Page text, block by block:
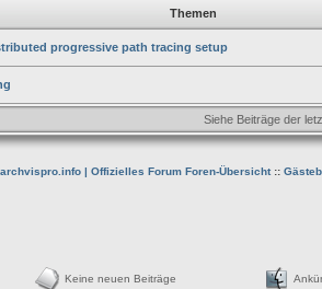
Themen
progressive path tracing setup
Siehe Beiträge der
| Offizielles Forum Foren-Übersicht::
Keine neuen Beiträge